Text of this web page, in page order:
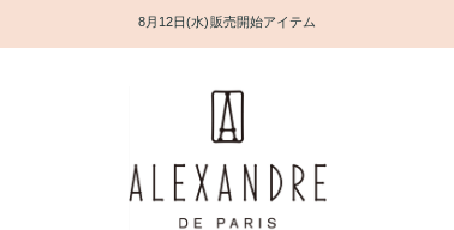
8月12日(水) 販売開始アイテム